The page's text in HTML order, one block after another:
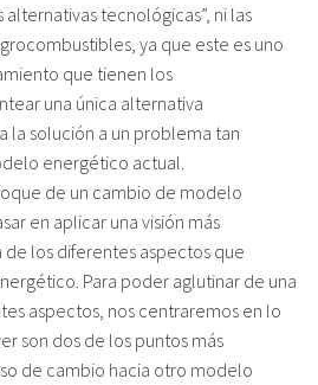
tecnológicas”, ni las
ya que este es uno
que tienen los
una única alternativa
la solución a un problema tan
energético actual.
de un cambio de modelo
en aplicar una visión más
los diferentes aspectos que
Para poder aglutinar de una
aspectos, nos centraremos en lo
son dos de los puntos más
de cambio hacia otro modelo